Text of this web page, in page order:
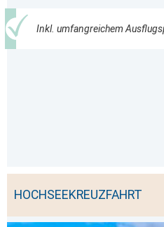
Inkl. umfangreichem
HOCHSEEKREUZFAHRT